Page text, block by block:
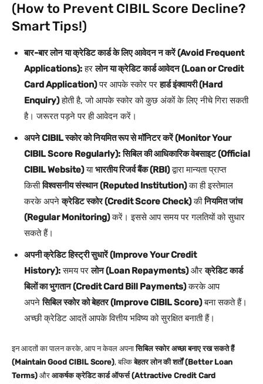
(How to Prevent CIBIL Score Decline?
Smart Tips!)
बार-बार लोन या क्रेडिट कार्ड के लिए आवेदन न करें (Avoid Frequent
Applications):हरलोन या क्रेडिट कार्ड आवेदन (Loan or Credit
Card Application)पर आपके स्कोर परहार्ड इंक्वायरी (Hard
Enquiry)होती है, जो आपके स्कोर को कुछ अंकों के लिए नीचे गिरा सकती
है। जरूरत पड़ने पर ही आवेदन करें।
अपने CIBIL स्कोर को नियमित रूप से मॉनिटर करें (Monitor Your
CIBIL Score Regularly): सिबिल की आधिकारिक वेबसाइट (Official
CIBIL Website)याभारतीय रिजर्व बैंक (RBI)द्वारा मान्यता प्राप्त
किसीविश्वसनीय संस्थान (Reputed Institution)का ही इस्तेमाल
करके अपनेक्रेडिट स्कोर (Credit Score Check)कीनियमित जांच
(Regular Monitoring)करें। इससे आप समय पर गलतियों को सुधार
सकते हैं।
अपनी क्रेडिट हिस्ट्री सुधारें (Improve Your Credit
History):समय परलोन (Loan Repayments)औरक्रेडिट कार्ड
बिलों का भुगतान (Credit Card Bill Payments)करके आप
अपनेसिबिल स्कोर को बेहतर (Improve CIBIL Score)बना सकते हैं।
अच्छी क्रेडिट आदतें आपके वित्तीय भविष्य को सुरक्षित बनाती हैं।
इन आदतों का पालन करके, आप न केवल अपनासिबिल स्कोर अच्छा बनाए रख सकते हैं
(Maintain Good CIBIL Score), बल्किबेहतर लोन की शर्तों (Better Loan
Terms) और आकर्षक क्रेडिट कार्ड ऑफर्स (Attractive Credit Card